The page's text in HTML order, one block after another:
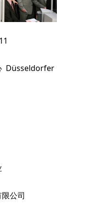
Düsseldorfer
公司